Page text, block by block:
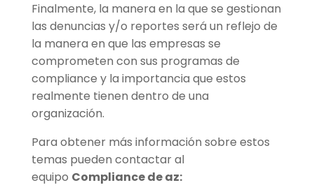
Finalmente, la manera en la que se gestionan
las denuncias y/o reportes será un reflejo de
la manera en que las empresas se
comprometen con sus programas de
compliance y la importancia que estos
realmente tienen dentro de una
organización.
Para obtener más información sobre estos
temas pueden contactar al
equipo Compliance de az: